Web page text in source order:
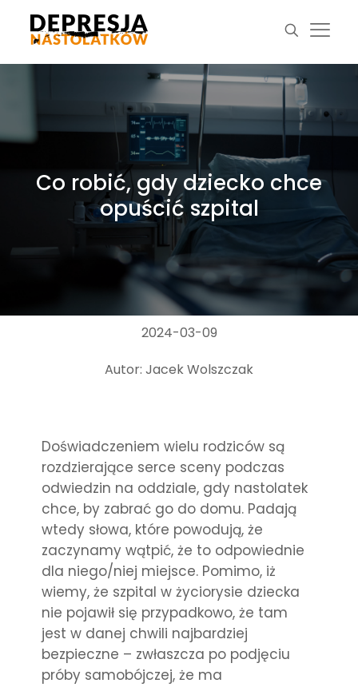
Co robić, gdy dziecko chce
opuścić szpital
2024-03-09
Autor: Jacek Wolszczak
Doświadczeniem wielu rodziców są
rozdzierające serce sceny podczas
odwiedzin na oddziale, gdy nastolatek
chce, by zabrać go do domu. Padają
wtedy słowa, które powodują, że
zaczynamy wątpić, że to odpowiednie
dla niego/niej miejsce. Pomimo, iż
wiemy, że szpital w życiorysie dziecka
nie pojawił się przypadkowo, że tam
jest w danej chwili najbardziej
bezpieczne – zwłaszcza po podjęciu
próby samobójczej, że ma